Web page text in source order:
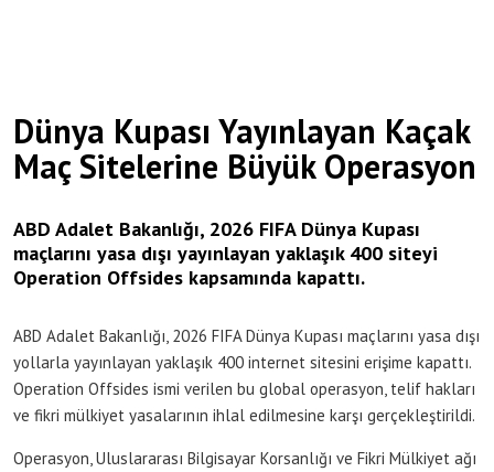
Dünya Kupası Yayınlayan Kaçak
Maç Sitelerine Büyük Operasyon
ABD Adalet Bakanlığı, 2026 FIFA Dünya Kupası
maçlarını yasa dışı yayınlayan yaklaşık 400 siteyi
Operation Offsides kapsamında kapattı.
ABD Adalet Bakanlığı, 2026 FIFA Dünya Kupası maçlarını yasa dışı
yollarla yayınlayan yaklaşık 400 internet sitesini erişime kapattı.
Operation Offsides ismi verilen bu global operasyon, telif hakları
ve fikri mülkiyet yasalarının ihlal edilmesine karşı gerçekleştirildi.
Operasyon, Uluslararası Bilgisayar Korsanlığı ve Fikri Mülkiyet ağı